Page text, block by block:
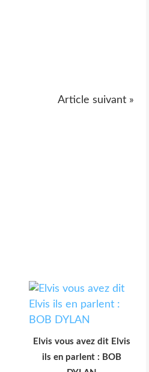
Article suivant »
Elvis vous avez dit Elvis
ils en parlent : BOB